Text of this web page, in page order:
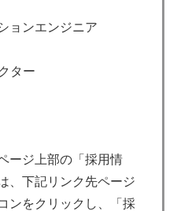
ョンエンジニア
ター
ージ上部の「採用情
、下記リンク先ページ
ンをクリックし、「採